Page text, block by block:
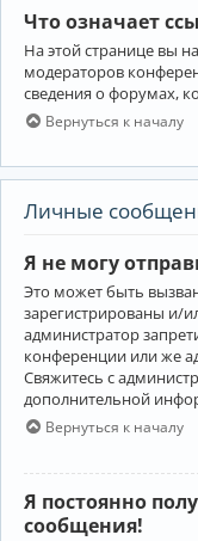
Что означает
На этой странице вы
модераторов
сведения о форумах,
Вернуться к началу
Личные
Я не могу
Это может быть
зарегистрированы и/
администратор
конференции или же
Свяжитесь с
дополнительной
Вернуться к началу
Я постоянно
сообщения!